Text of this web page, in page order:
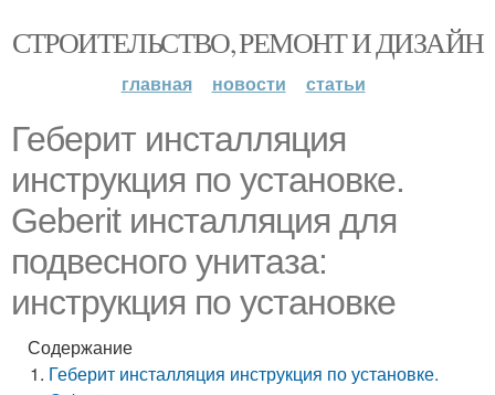
СТРОИТЕЛЬСТВО, РЕМОНТ И ДИЗАЙН
главная новости статьи
Геберит инсталляция
инструкция по установке.
Geberit инсталляция для
подвесного унитаза:
инструкция по установке
Содержание
Геберит инсталляция инструкция по установке.